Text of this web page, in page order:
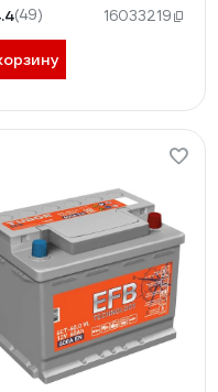
(49) 16033219